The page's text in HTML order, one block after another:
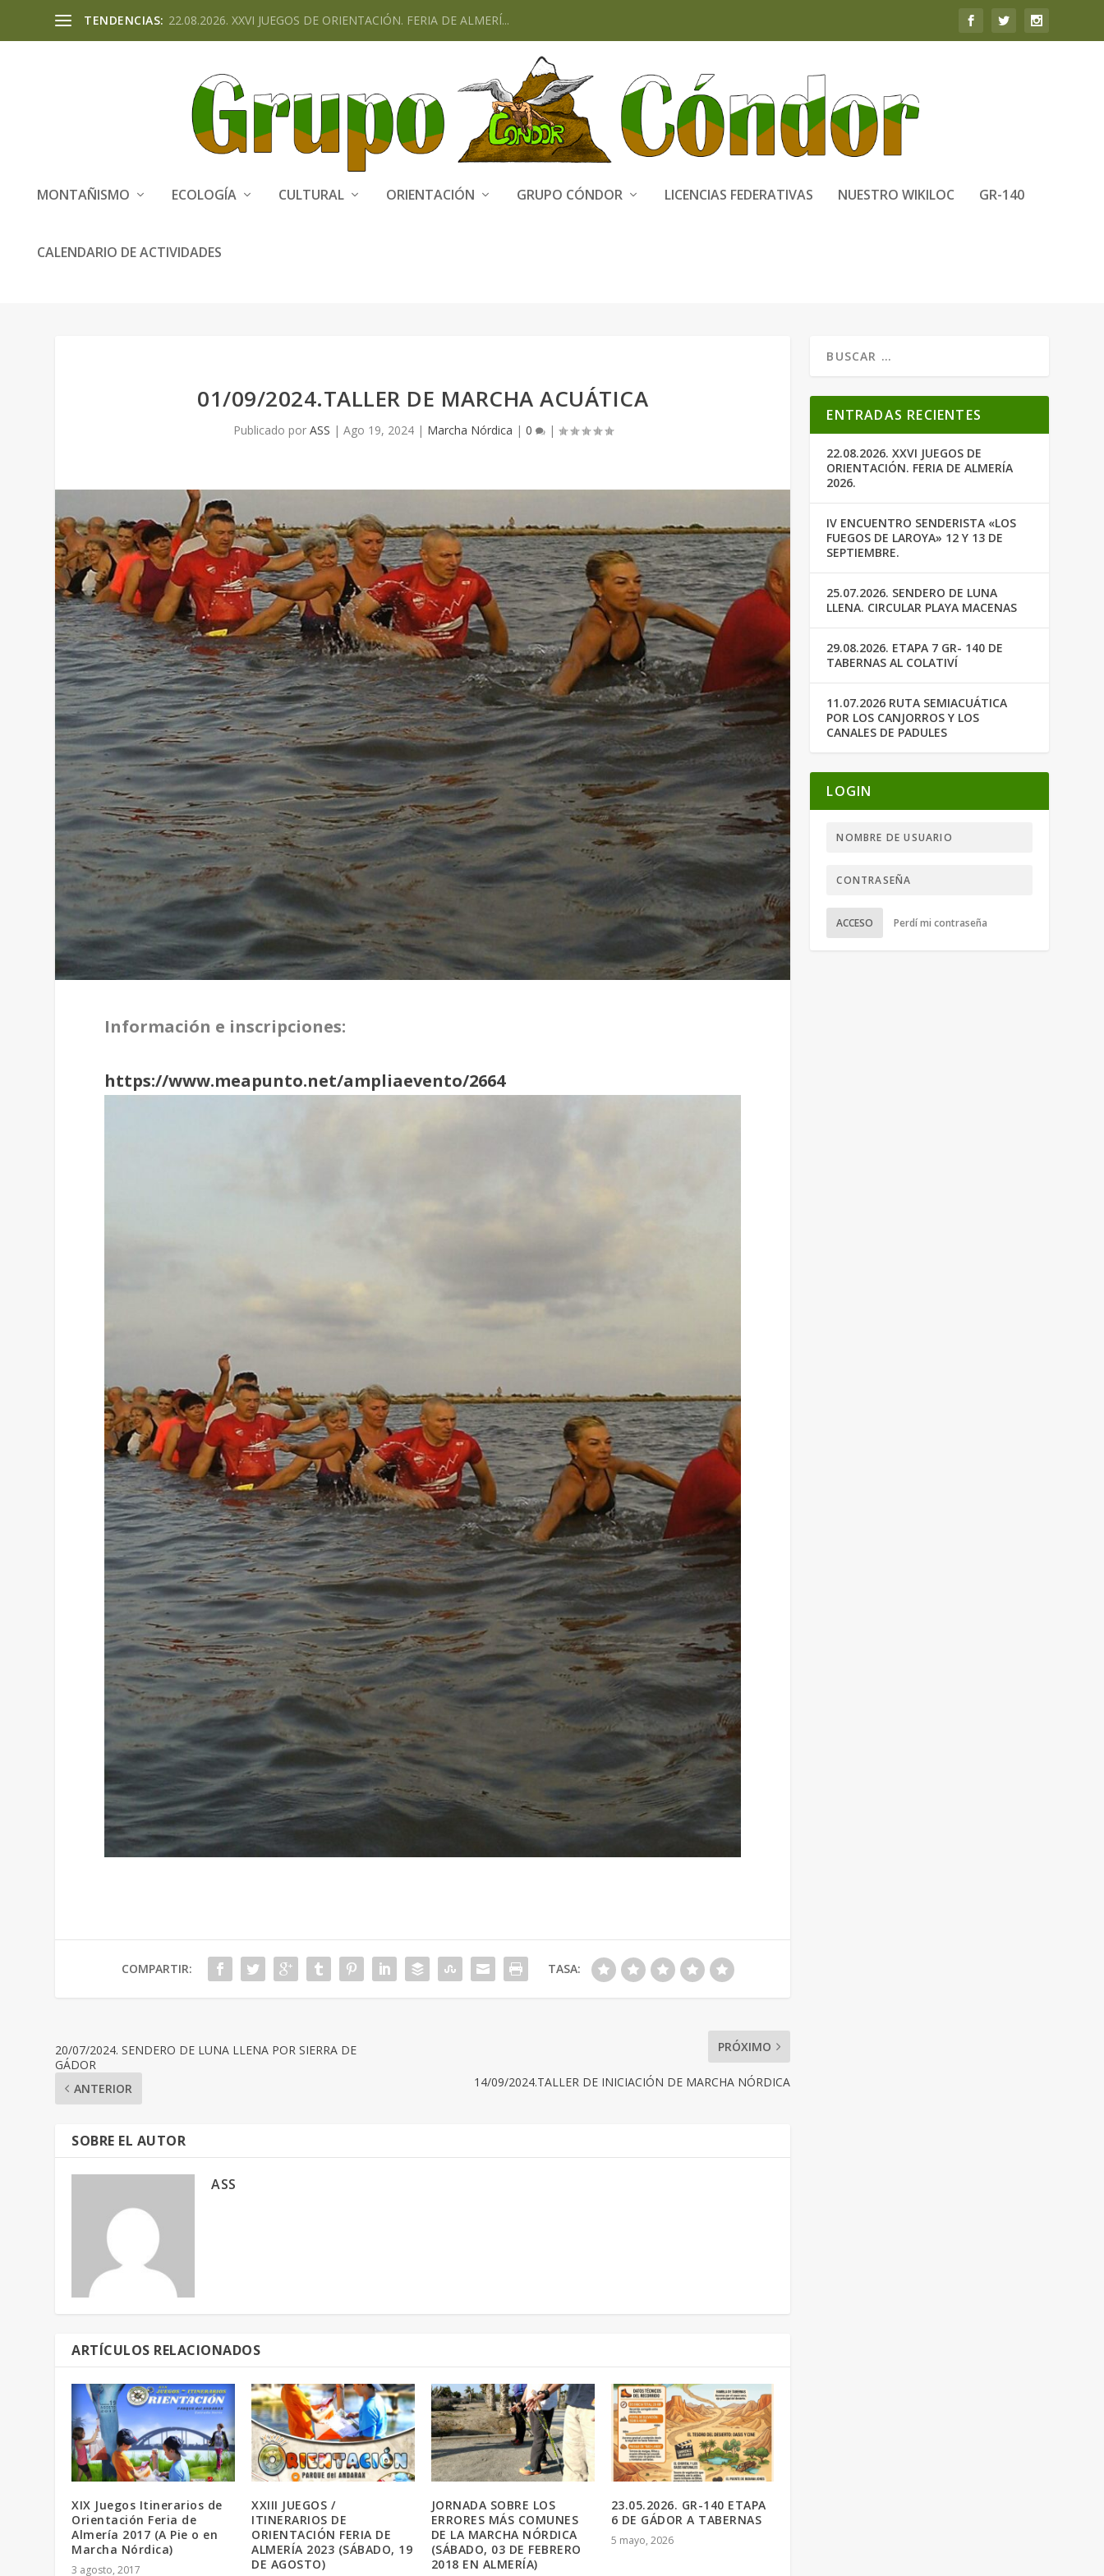
TENDENCIAS: 22.08.2026. XXVI JUEGOS DE ORIENTACIÓN. FERIA DE ALMERÍ...
MONTAÑISMO ECOLOGÍA CULTURAL ORIENTACIÓN GRUPO CÓNDOR LICENCIAS FEDERATIVAS NUESTRO WIKILOC GR-140
CALENDARIO DE ACTIVIDADES
01/09/2024.TALLER DE MARCHA ACUÁTICA
Publicado por ASS | Ago 19, 2024| Marcha Nórdica | 0 |
Información e inscripciones:
https://www.meapunto.net/ampliaevento/2664
COMPARTIR: TASA:
20/07/2024. SENDERO DE LUNA LLENA POR SIERRA DE
GÁDOR
ANTERIOR
PRÓXIMO
14/09/2024.TALLER DE INICIACIÓN DE MARCHA NÓRDICA
SOBRE EL AUTOR
ASS
ARTÍCULOS RELACIONADOS
XIX Juegos Itinerarios de
Orientación Feria de
Almería 2017 (A Pie o en
Marcha Nórdica)
3 agosto, 2017
XXIII JUEGOS /
ITINERARIOS DE
ORIENTACIÓN FERIA DE
ALMERÍA 2023 (SÁBADO, 19
DE AGOSTO)
JORNADA SOBRE LOS
ERRORES MÁS COMUNES
DE LA MARCHA NÓRDICA
(SÁBADO, 03 DE FEBRERO
2018 EN ALMERÍA)
23.05.2026. GR-140 ETAPA
6 DE GÁDOR A TABERNAS
5 mayo, 2026
ENTRADAS RECIENTES
22.08.2026. XXVI JUEGOS DE
ORIENTACIÓN. FERIA DE ALMERÍA
2026.
IV ENCUENTRO SENDERISTA «LOS
FUEGOS DE LAROYA» 12 Y 13 DE
SEPTIEMBRE.
25.07.2026. SENDERO DE LUNA
LLENA. CIRCULAR PLAYA MACENAS
29.08.2026. ETAPA 7 GR- 140 DE
TABERNAS AL COLATIVÍ
11.07.2026 RUTA SEMIACUÁTICA
POR LOS CANJORROS Y LOS
CANALES DE PADULES
LOGIN
ACCESO Perdí mi contraseña